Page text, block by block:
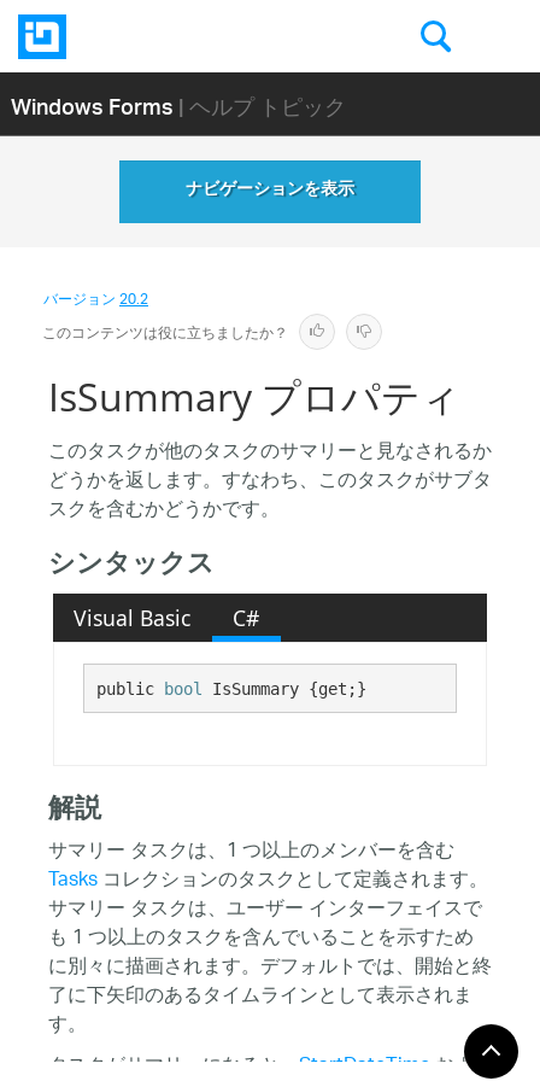
Windows Forms| ヘルプ トピック
ナビゲーションを表示
バージョン20.2
このコンテンツは役に立ちましたか？
IsSummary プロパティ
このタスクが他のタスクのサマリーと見なされるか
どうかを返します。すなわち、このタスクがサブタ
スクを含むかどうかです。
シンタックス
Visual Basic C#
public bool IsSummary {get;}
解説
サマリー タスクは、1 つ以上のメンバーを含む
Tasksコレクションのタスクとして定義されます。
サマリー タスクは、ユーザー インターフェイスで
も 1 つ以上のタスクを含んでいることを示すため
に別々に描画されます。デフォルトでは、開始と終
了に下矢印のあるタイムラインとして表示されま
す。
タスクがサマリーになると、 StartDateTime およ